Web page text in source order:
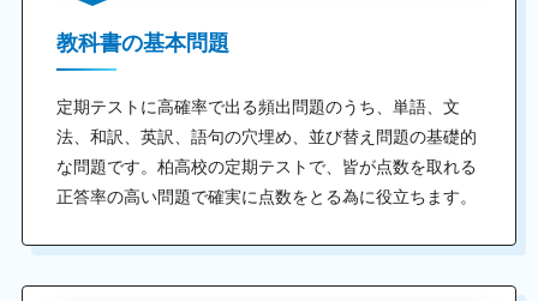
教科書の基本問題
定期テストに高確率で出る頻出問題のうち、単語、文
法、和訳、英訳、語句の穴埋め、並び替え問題の基礎的
な問題です。柏高校の定期テストで、皆が点数を取れる
正答率の高い問題で確実に点数をとる為に役立ちます。